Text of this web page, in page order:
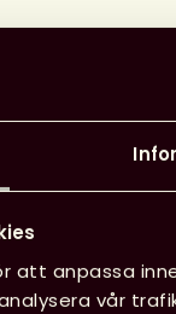
att anpassa
vår
att
med 5,9
procent.
2016 –
idag.